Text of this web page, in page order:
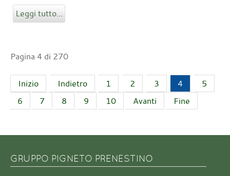
Leggi tutto...
Pagina 4 di 270
Inizio Indietro 1 2 3 4
5
6
7 8 9 10 Avanti Fine
GRUPPO PIGNETO PRENESTINO